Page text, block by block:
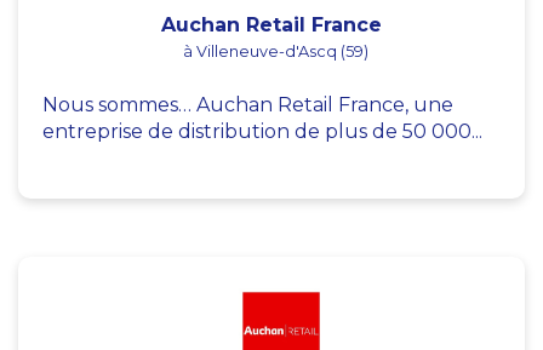
Auchan Retail France
à Villeneuve-d'Ascq (59)
Nous sommes… Auchan Retail France, une
entreprise de distribution de plus de 50 000...